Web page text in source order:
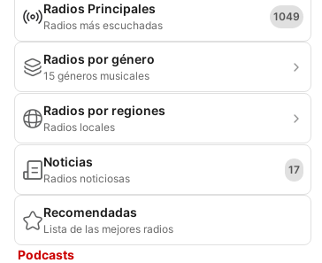
Radios Principales
Radios más escuchadas
1049
Radios por género
15 géneros musicales
Radios por regiones
Radios locales
Noticias
Radios noticiosas
17
Recomendadas
Lista de las mejores radios
Podcasts